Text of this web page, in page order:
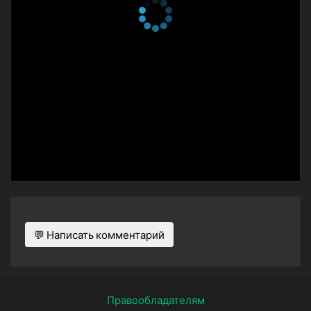
Home Is Where the Booze
4 сезон 3 серия
Viking in a Bottle
1 января 2018
Tahitian Dream
💬 Написать комментарий
Правообладателям